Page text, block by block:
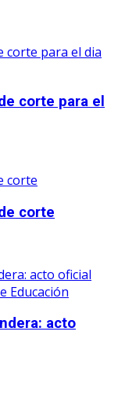
corte para el
corte
acto